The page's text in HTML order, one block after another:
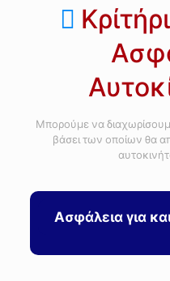
Μπορούμε να
βάσει των οποίων θα
Ασφάλεια για